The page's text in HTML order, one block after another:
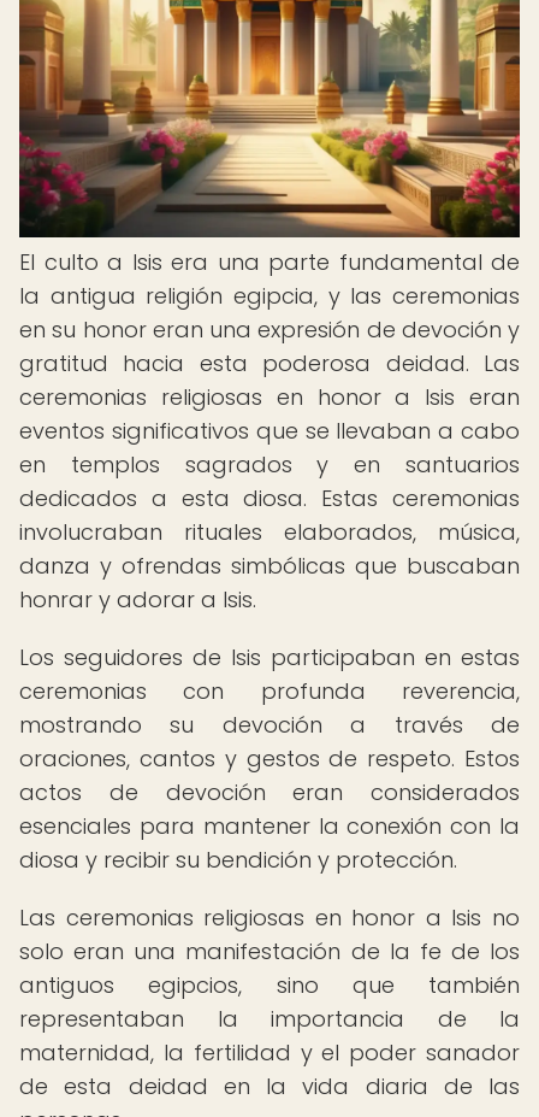
El culto a Isis era una parte fundamental de
la antigua religión egipcia, y las ceremonias
en su honor eran una expresión de devoción y
gratitud hacia esta poderosa deidad. Las
ceremonias religiosas en honor a Isis eran
eventos significativos que se llevaban a cabo
en templos sagrados y en santuarios
dedicados a esta diosa. Estas ceremonias
involucraban rituales elaborados, música,
danza y ofrendas simbólicas que buscaban
honrar y adorar a Isis.
Los seguidores de Isis participaban en estas
ceremonias con profunda reverencia,
mostrando su devoción a través de
oraciones, cantos y gestos de respeto. Estos
actos de devoción eran considerados
esenciales para mantener la conexión con la
diosa y recibir su bendición y protección.
Las ceremonias religiosas en honor a Isis no
solo eran una manifestación de la fe de los
antiguos egipcios, sino que también
representaban la importancia de la
maternidad, la fertilidad y el poder sanador
de esta deidad en la vida diaria de las